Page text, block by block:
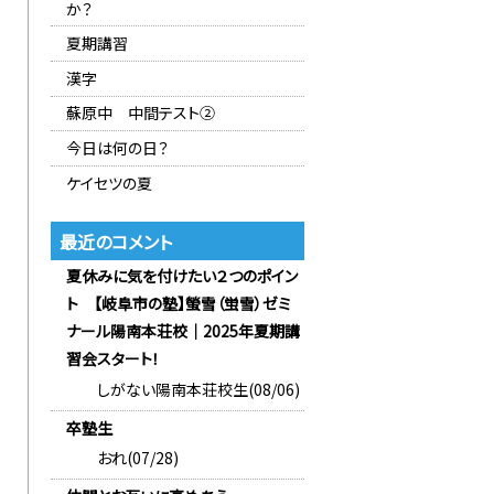
か？
夏期講習
漢字
蘇原中 中間テスト②
今日は何の日？
ケイセツの夏
最近のコメント
夏休みに気を付けたい２つのポイン
ト 【岐阜市の塾】螢雪（蛍雪）ゼミ
ナール陽南本荘校｜2025年夏期講
習会スタート！
しがない陽南本荘校生(08/06)
卒塾生
おれ(07/28)